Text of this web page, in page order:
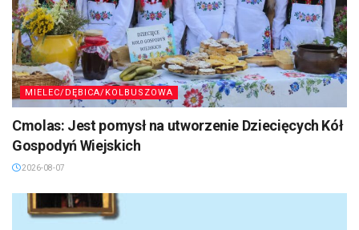
MIELEC/DĘBICA/KOLBUSZOWA
Cmolas: Jest pomysł na utworzenie Dziecięcych Kół
Gospodyń Wiejskich
2026-08-07